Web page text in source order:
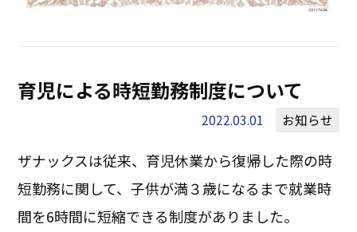
育児による時短勤務制度について
2022.03.01 お知らせ
ザナックスは従来、育児休業から復帰した際の時
短勤務に関して、子供が満３歳になるまで就業時
間を6時間に短縮できる制度がありました。